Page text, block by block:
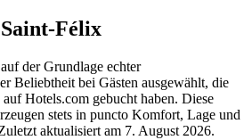
Félix
der Grundlage echter
Beliebtheit bei Gästen ausgewählt, die
Hotels.com gebucht haben. Diese
stets in puncto Komfort, Lage und
aktualisiert am 7. August 2026.